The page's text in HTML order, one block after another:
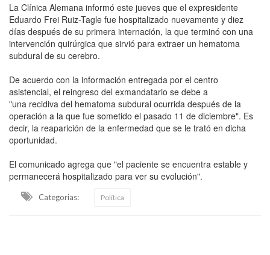
La Clínica Alemana informó este jueves que el expresidente
Eduardo Frei Ruiz-Tagle fue hospitalizado nuevamente y diez
días después de su primera internación, la que terminó con una
intervención quirúrgica que sirvió para extraer un hematoma
subdural de su cerebro.
De acuerdo con la información entregada por el centro
asistencial, el reingreso del exmandatario se debe a
"una recidiva del hematoma subdural ocurrida después de la
operación a la que fue sometido el pasado 11 de diciembre". Es
decir, la reaparición de la enfermedad que se le trató en dicha
oportunidad.
El comunicado agrega que "el paciente se encuentra estable y
permanecerá hospitalizado para ver su evolución".
Categorias: Política